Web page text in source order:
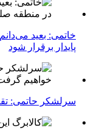
خاتمی: بعید
پایدار برقرار شود
سرلشکر حاتمی: